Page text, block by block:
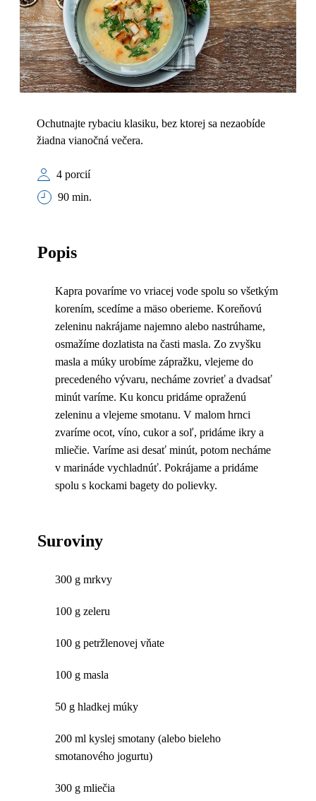
Ochutnajte rybaciu klasiku, bez ktorej sa nezaobíde
žiadna vianočná večera.
4 porcií
90 min.
Popis
Kapra povaríme vo vriacej vode spolu so všetkým
korením, scedíme a mäso oberieme. Koreňovú
zeleninu nakrájame najemno alebo nastrúhame,
osmažíme dozlatista na časti masla. Zo zvyšku
masla a múky urobíme zápražku, vlejeme do
precedeného vývaru, necháme zovrieť a dvadsať
minút varíme. Ku koncu pridáme opraženú
zeleninu a vlejeme smotanu. V malom hrnci
zvaríme ocot, víno, cukor a soľ, pridáme ikry a
mliečie. Varíme asi desať minút, potom necháme
v marináde vychladnúť. Pokrájame a pridáme
spolu s kockami bagety do polievky.
Suroviny
300 g mrkvy
100 g zeleru
100 g petržlenovej vňate
100 g masla
50 g hladkej múky
200 ml kyslej smotany (alebo bieleho
smotanového jogurtu)
300 g mliečia